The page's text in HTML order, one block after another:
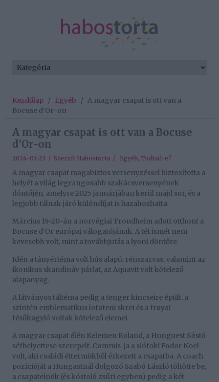
Kezdőlap / Egyéb / A magyar csapat is ott van a
Bocuse d’Or-on
A magyar csapat is ott van a Bocuse
d’Or-on
2024-03-23 / Szerző: Habostorta / Egyéb, Tudtad-e?
A magyar csapat magabiztos versenyzéssel biztosította a
helyét a világ legrangosabb szakácsversenyének
döntőjén, amelyre 2025 januárjában kerül majd sor, és a
legjobb tálnak járó különdíjat is hazahozhatta.
Március 19-20-án a norvégiai Trondheim adott otthont a
Bocuse d’Or európai válogatójának. A tét ismét nem
kevesebb volt, mint a továbbjutás a lyoni döntőre.
Idén a tányértéma volt hús alapú; rénszarvas, valamint az
ikonikus skandináv párlat, az Aquavit volt kötelező
alapanyag.
A látványos táltéma pedig a tenger kincseire épült, a
szintén emblematikus lofoteni skrei és a frøyai
fésűkagyló voltak kötelező elemei.
A magyar csapat élén Kelemen Roland, a Hunguest Sóstó
séfhelyettese szerepelt. Commis-ja a siófoki Fodor Noel
volt, aki családi éttermükből érkezett a csapatba. A coach
pozícióját a Hungastnál dolgozó Szabó László töltötte be,
a csapatelnök (és kóstoló zsűri egyben) pedig a két